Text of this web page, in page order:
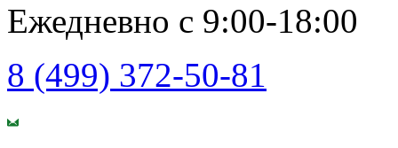
Ежедневно с 9:00-18:00
8 (499) 372-50-81